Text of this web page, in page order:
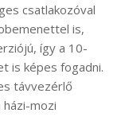
csatlakozóval
is,
így a 10-
is képes fogadni.
távvezérlő
mozi